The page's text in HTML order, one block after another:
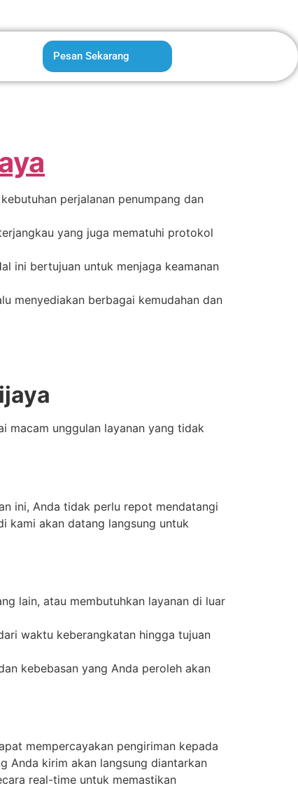
Pesan Sekarang
perjalanan penumpang dan
yang juga mematuhi protokol
ini bertujuan untuk menjaga keamanan
menyediakan berbagai kemudahan dan
macam unggulan layanan yang tidak
ini, Anda tidak perlu repot mendatangi
kami akan datang langsung untuk
lain, atau membutuhkan layanan di luar
waktu keberangkatan hingga tujuan
kebebasan yang Anda peroleh akan
mempercayakan pengiriman kepada
Anda kirim akan langsung diantarkan
real-time untuk memastikan